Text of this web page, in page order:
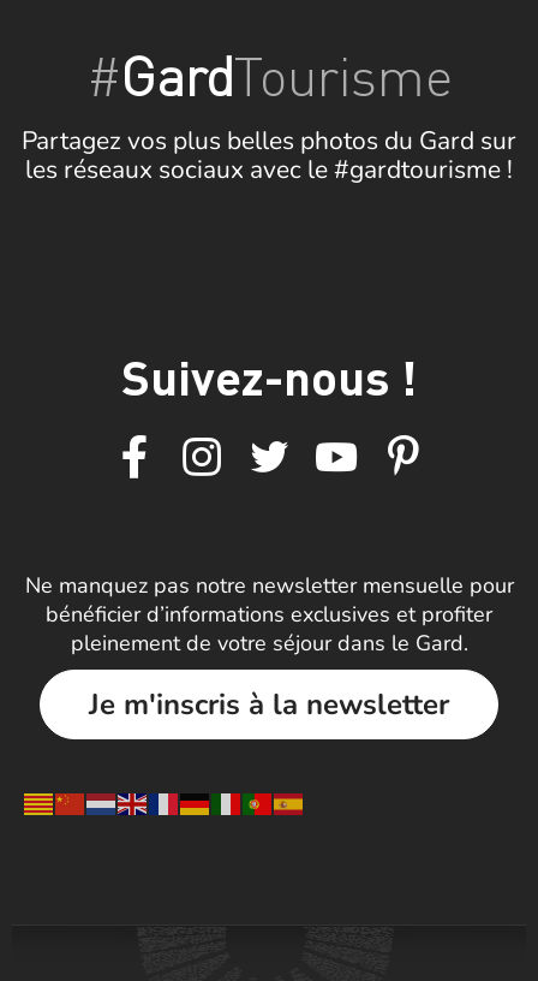
#GardTourisme
Partagez vos plus belles photos du Gard sur
les réseaux sociaux avec le #gardtourisme !
Suivez-nous !
Ne manquez pas notre newsletter mensuelle pour
bénéficier d’informations exclusives et profiter
pleinement de votre séjour dans le Gard.
Je m'inscris à la newsletter